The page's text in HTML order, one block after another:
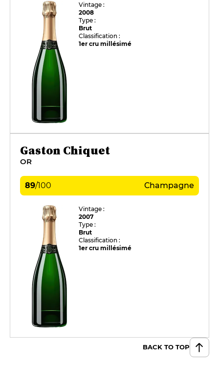
Vintage :
2008
Type :
Brut
Classification :
1er cru millésimé
Gaston Chiquet
OR
89/100 Champagne
Vintage :
2007
Type :
Brut
Classification :
1er cru millésimé
BACK TO TOP